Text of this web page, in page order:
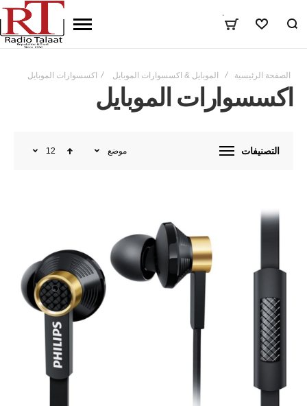
المفضلة
٠
الصفحة الرئيسية الموبايل & اكسسوارات الموبايل اكسسوارات الموبايل
اكسسوارات الموبايل
التصنيفات موضع 12